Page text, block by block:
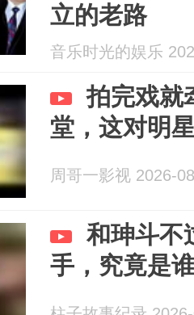
立的老路
音乐时光的娱乐
拍完戏就
堂，这对明
周哥一影视 2026-
和珅斗不
手，究竟是